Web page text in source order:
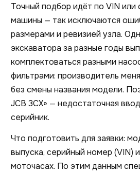
Точный подбор идёт по VIN
машины — так исключаются
размерами и ревизией узла.
экскаватора за разные годы
комплектоваться разными
фильтрами: производитель
без смены названия модели.
JCB 3CX» — недостаточная
серийник.
Что подготовить для заявки:
выпуска, серийный номер (VIN)
моточасах. По этим данным